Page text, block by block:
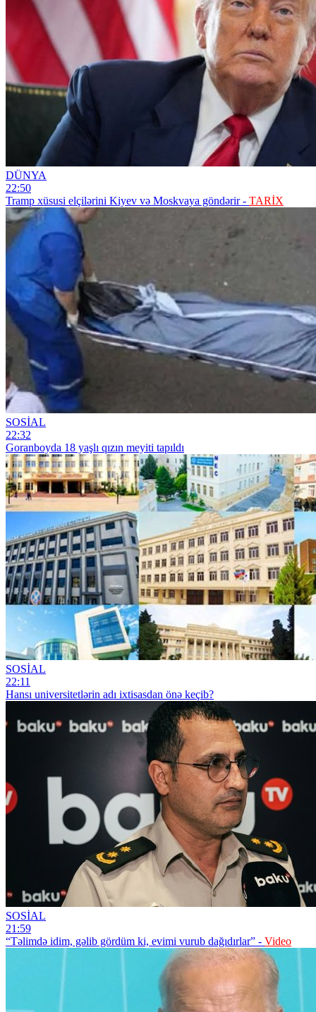
DÜNYA
22:50
Tramp xüsusi elçilərini Kiyev və Moskvaya göndərir - TARİX
SOSİAL
22:32
Goranboyda 18 yaşlı qızın meyiti tapıldı
SOSİAL
22:11
Hansı universitetlərin adı ixtisasdan önə keçib?
SOSİAL
21:59
“Təlimdə idim, gəlib gördüm ki, evimi vurub dağıdırlar” - Video